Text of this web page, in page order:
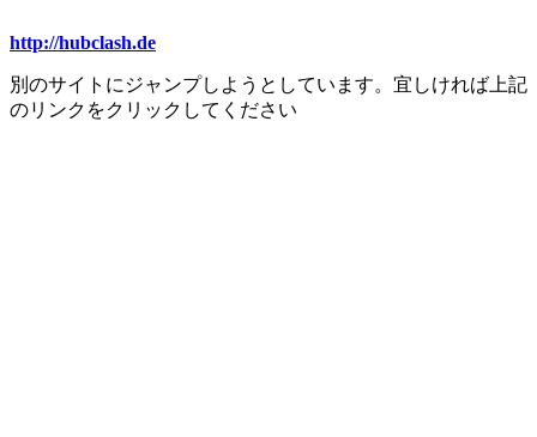
http://hubclash.de
別のサイトにジャンプしようとしています。宜しければ上記
のリンクをクリックしてください